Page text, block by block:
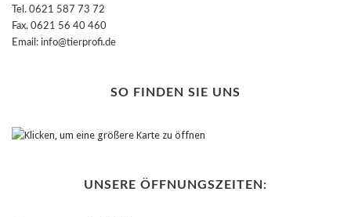
Tel. 0621 587 73 72
Fax. 0621 56 40 460
Email: info@tierprofi.de
SO FINDEN SIE UNS
UNSERE ÖFFNUNGSZEITEN: